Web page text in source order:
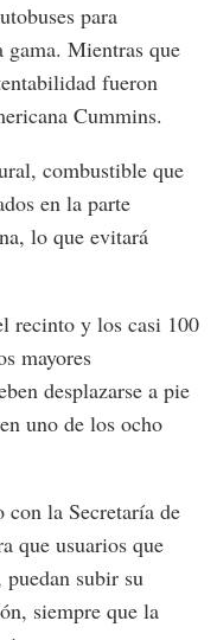
para
gama. Mientras que
fueron
Cummins.
combustible que
en la parte
lo que evitará
recinto y los casi 100
mayores
desplazarse a pie
uno de los ocho
la Secretaría de
que usuarios que
subir su
siempre que la